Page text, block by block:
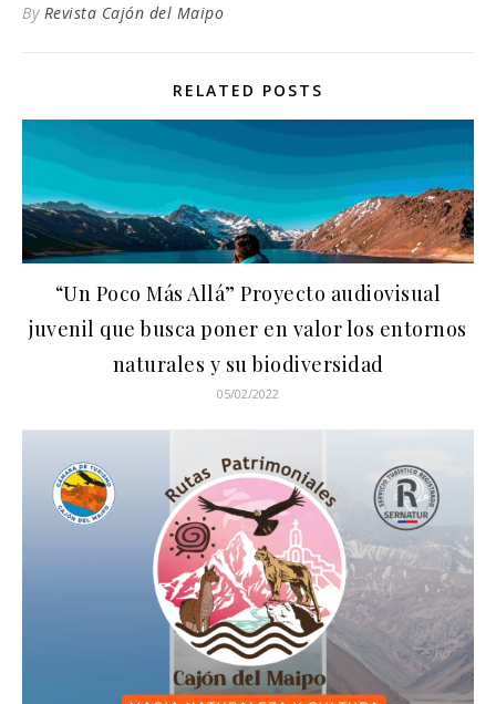
By Revista Cajón del Maipo
RELATED POSTS
“Un Poco Más Allá” Proyecto audiovisual
juvenil que busca poner en valor los entornos
naturales y su biodiversidad
05/02/2022